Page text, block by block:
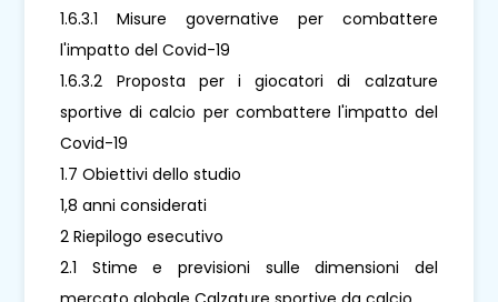
1.6.3.1 Misure governative per combattere
l'impatto del Covid-19
1.6.3.2 Proposta per i giocatori di calzature
sportive di calcio per combattere l'impatto del
Covid-19
1.7 Obiettivi dello studio
1,8 anni considerati
2 Riepilogo esecutivo
2.1 Stime e previsioni sulle dimensioni del